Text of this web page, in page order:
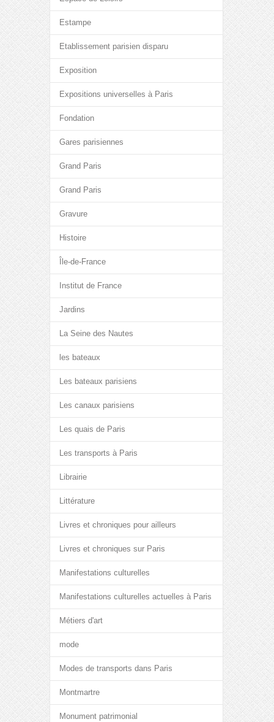
Estampe
Etablissement parisien disparu
Exposition
Expositions universelles à Paris
Fondation
Gares parisiennes
Grand Paris
Grand Paris
Gravure
Histoire
Île-de-France
Institut de France
Jardins
La Seine des Nautes
les bateaux
Les bateaux parisiens
Les canaux parisiens
Les quais de Paris
Les transports à Paris
Librairie
Littérature
Livres et chroniques pour ailleurs
Livres et chroniques sur Paris
Manifestations culturelles
Manifestations culturelles actuelles à Paris
Métiers d'art
mode
Modes de transports dans Paris
Montmartre
Monument patrimonial